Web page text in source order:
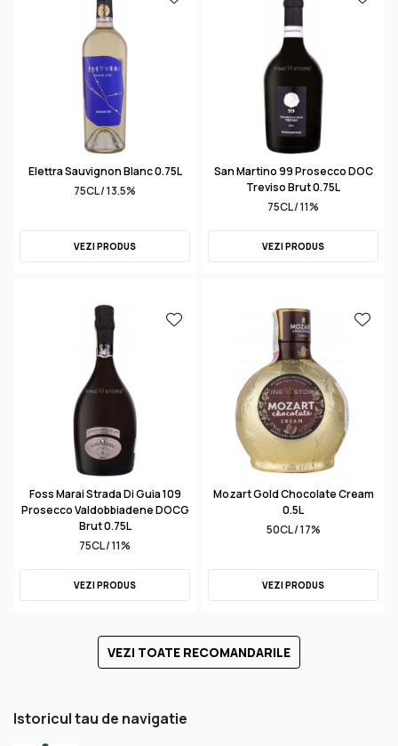
Elettra Sauvignon Blanc 0.75L
75CL / 13.5%
VEZI PRODUS
San Martino 99 Prosecco DOC
Treviso Brut 0.75L
75CL / 11%
VEZI PRODUS
Foss Marai Strada Di Guia 109
Prosecco Valdobbiadene DOCG
Brut 0.75L
75CL / 11%
VEZI PRODUS
Mozart Gold Chocolate Cream
0.5L
50CL / 17%
VEZI PRODUS
VEZI TOATE RECOMANDARILE
Istoricul tau de navigatie